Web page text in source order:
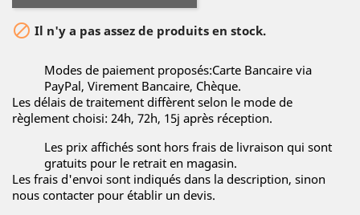
 Il n'y a pas assez de produits en stock.
Modes de paiement proposés:Carte Bancaire via
PayPal, Virement Bancaire, Chèque.
Les délais de traitement diffèrent selon le mode de
règlement choisi: 24h, 72h, 15j après réception.
Les prix affichés sont hors frais de livraison qui sont
gratuits pour le retrait en magasin.
Les frais d'envoi sont indiqués dans la description, sinon
nous contacter pour établir un devis.